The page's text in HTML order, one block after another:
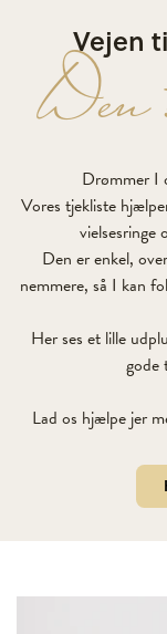
Vejen
Den
Drømmer I
Vores tjekliste
vielsesringe
Den er enkel,
nemmere, så I kan
Her ses et lille
gode
Lad os hjælpe jer